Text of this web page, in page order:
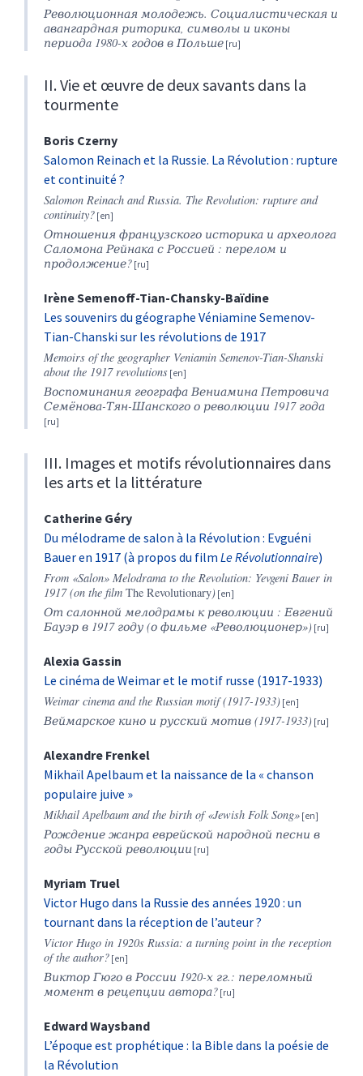
Революционная молодежь. Социалистическая и
авангардная риторика символы и иконы
периодa 1980-х годов в Польше
II. Vie et œuvre de deux savants dans la
tourmente
Boris Czerny
Salomon Reinach et la Russie. La Révolution : rupture
et continuité ?
Salomon Reinach and Russia. The Revolution: rupture and
continuity?
Отношения французского историка и археолога
Саломона Рейнака с Россией : перелом и
продолжение?
IrèneSemenoff-Tian-Chansky-Baïdine
Les souvenirs du géographe Véniamine Semenov-
Tian-Chanski sur les révolutions de 1917
Memoirs of the geographer Veniamin Semenov-Tian-Shanski
about the 1917 revolutions
Воспоминания географа Вениамина Петровича
Семёнова-Тян-Шанского о революции 1917 года
III. Images et motifs révolutionnaires dans
les arts et la littérature
Catherine Géry
Du mélodrame de salon à la Révolution : Evguéni
Bauer en 1917 (à propos du film Le Révolutionnaire)
From «Salon» Melodrama to the Revolution: Yevgeni Bauer in
1917 (on the film The Revolutionary)
От салонной мелодрамы к революции : Евгений
Бауэр в 1917 году (о фильме «Революционер»)
Alexia Gassin
Le cinéma de Weimar et le motif russe (1917-1933)
Weimar cinema and the Russian motif (1917-1933)
Веймарское кино и русский мотив (1917-1933)
Alexandre Frenkel
Mikhaïl Apelbaum et la naissance de la « chanson
populaire juive »
Mikhail Apelbaum and the birth of «Jewish Folk Song»
Рождение жанра еврейской народной песни в
годы Русской революции
Myriam Truel
Victor Hugo dans la Russie des années 1920 : un
tournant dans la réception de l’auteur ?
Victor Hugo in 1920s Russia: a turning point in the reception
of the author?
Виктор Гюго в России 1920-х гг.: переломный
момент в рецепции автора?
EdwardWaysband
L’époque est prophétique : la Bible dans la poésie de
la Révolution